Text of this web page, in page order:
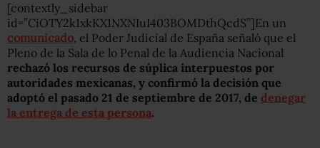
[contextly_sidebar
id=”CiOTY2k1xkKX1NXNIuI403BOMDthQcdS”]En un
comunicado, el Poder Judicial de España señaló que el
Pleno de la Sala de lo Penal de la Audiencia Nacional
rechazó los recursos de súplica interpuestos por
autoridades mexicanas, y confirmó la decisión que
adoptó el pasado 21 de septiembre de 2017, de denegar
la entrega de esta persona.